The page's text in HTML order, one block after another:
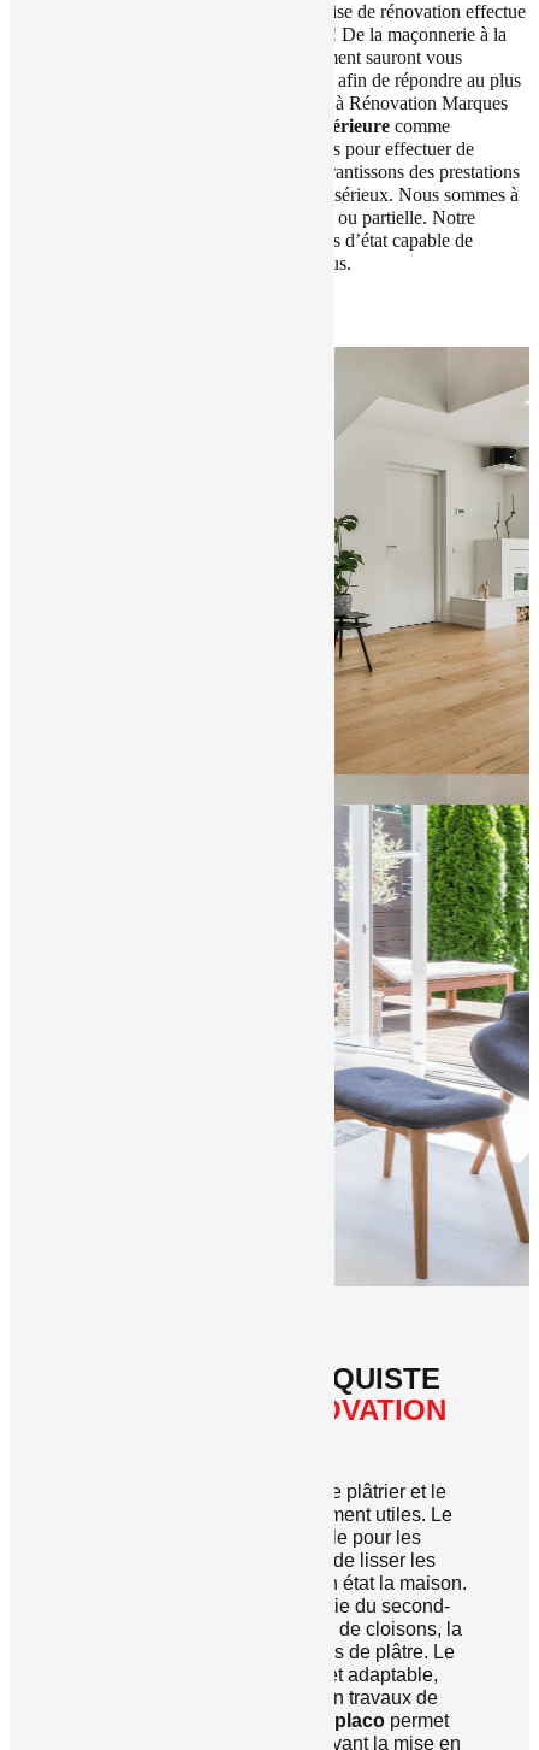
Grâce à ses artisans qualifiés, notre entreprise de rénovation effectue
tous vos travaux d’aménagement intérieur ! De la maçonnerie à la
, nos professionnels du bâtiment sauront vous
accompagner. Nos réalisations sont variées afin de répondre au plus
grand nombre de vos besoins. Faites appel à Rénovation Marques
rénovation intérieure comme
extérieure ! En effet, nous sommes qualifiés pour effectuer de
nombreux travaux de rénovation. Nous garantissons des prestations
conformes à vos attentes grâce à un travail sérieux. Nous sommes à
votre écoute pour une rénovation complète ou partielle. Notre
société dispose de professionnels tous corps d’état capable de
travailler dans le respect des délais convenus.
LE RÔLE D’UN PLAQUISTE
VOTRE RÉNOVATION
En neuf comme en rénovation, le plâtrier et le
s’avèrent particulièrement utiles. Le
travail du plâtre est indispensable pour les
travaux de rénovation. Il permet de lisser les
murs, les plafonds et remettre en état la maison.
Les travaux de plâtrerie font partie du second-
œuvre. Ils englobent, la création de cloisons, la
pose de faux-plafonds et plaques de plâtre. Le
plâtre est un matériau résistant et adaptable,
c’est pourquoi il est tant utilisé en travaux de
pose de placo permet
entre autres de lisser les murs avant la mise en